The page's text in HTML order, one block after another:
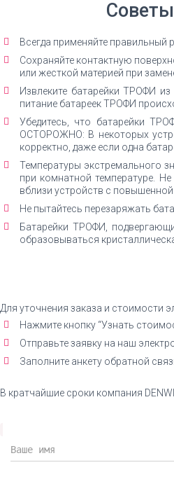
Всегда применяйте правильный
Сохраняйте контактную
или жесткой материей при
Извлеките батарейки ТРОФИ
питание батареек ТРОФИ
Убедитесь, что батарейки
ОСТОРОЖНО: В некоторых
корректно, даже если одна
Температуры экстремального
при комнатной температуре.
вблизи устройств с повышенной
Не пытайтесь перезаряжать
Батарейки ТРОФИ,
образовываться
Для уточнения заказа и стоимости
Нажмите кнопку “Узнать
Отправьте заявку на наш
Заполните анкету обратной
В кратчайшие сроки компания